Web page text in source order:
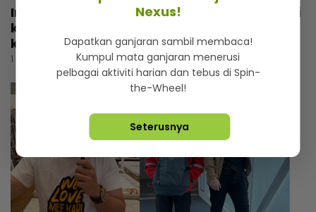
Intan Serah memilih calon suami, cari lelaki
kaya dan kacak... Trauma pengalaman
kahwin rakan
1 hari lalu
Nexus!
Dapatkan ganjaran sambil membaca!
Kumpul mata ganjaran menerusi
pelbagai aktiviti harian dan tebus di Spin-
the-Wheel!
Seterusnya